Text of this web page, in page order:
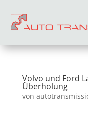
Volvo und Ford
Überholung
von